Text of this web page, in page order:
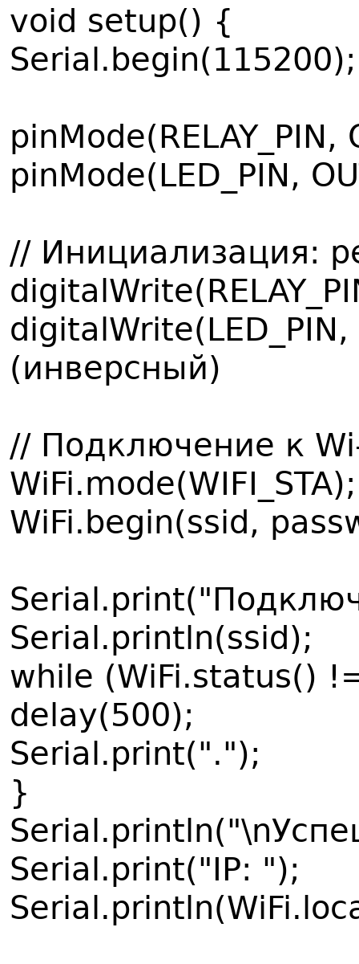
void setup() {
Serial.begin(115200);
pinMode(RELAY_PIN,
pinMode(LED_PIN,
// Инициализация:
(инверсный)
// Подключение к
WiFi.mode(WIFI_STA);
WiFi.begin(ssid,
Serial.println(ssid);
while (WiFi.status()
delay(500);
Serial.print(".");
}
Serial.print("IP: ");